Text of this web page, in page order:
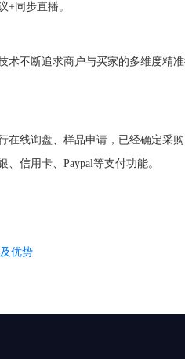
+同步直播。
术不断追求商户与买家的多维度精准
在线询盘、样品申请，已经确定采
、信用卡、 Paypal等支付功能。
优势